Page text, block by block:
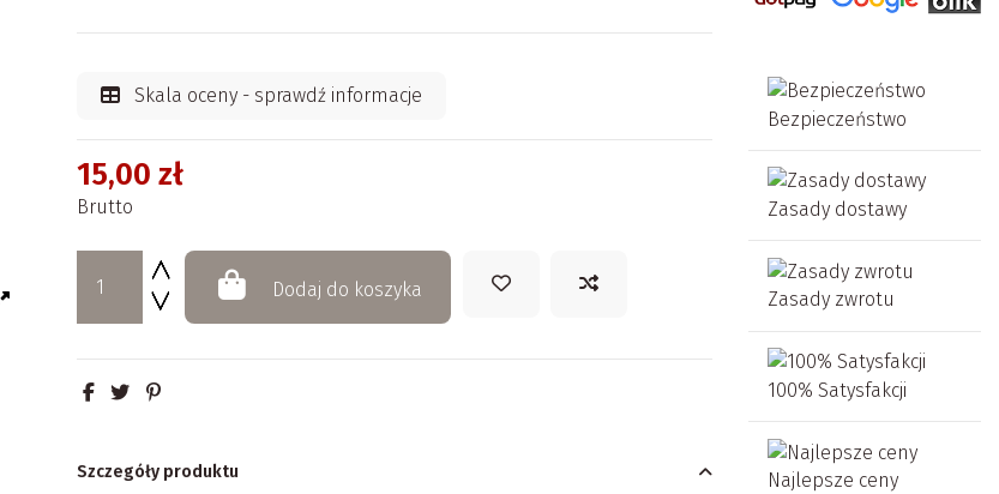
Skala oceny - sprawdź informacje
15,00 zł
Brutto
Dodaj do koszyka
Szczegóły produktu
Bezpieczeństwo
Zasady dostawy
Zasady zwrotu
100% Satysfakcji
Najlepsze ceny